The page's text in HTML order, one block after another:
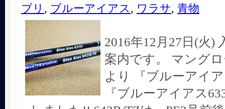
ブリ , ブルーアイアス , ワラサ, 青物
2016年12月27日(火)
案内です。 マング
より 『ブルーアイ
『ブルーアイアス